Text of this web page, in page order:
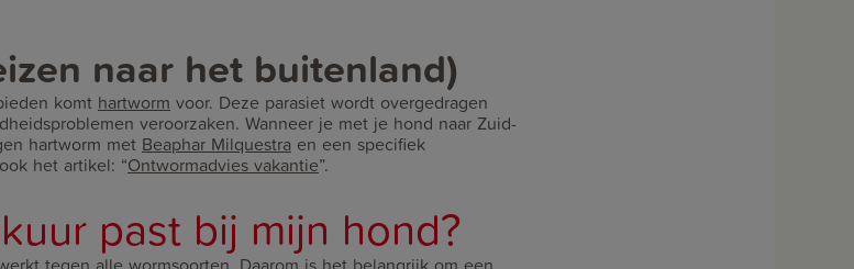
naar het buitenland)
komt hartworm voor. Deze parasiet wordt overgedragen
veroorzaken. Wanneer je met je hond naar Zuid-
hartworm met Beaphar Milquestra en een specifiek
het artikel: “Ontwormadvies vakantie”.
past bij mijn hond?